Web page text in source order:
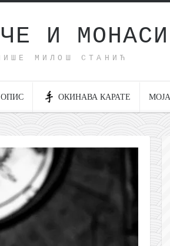
И
МИЛОШ СТАНИЋ
ОКИНАВА КАРАТЕ